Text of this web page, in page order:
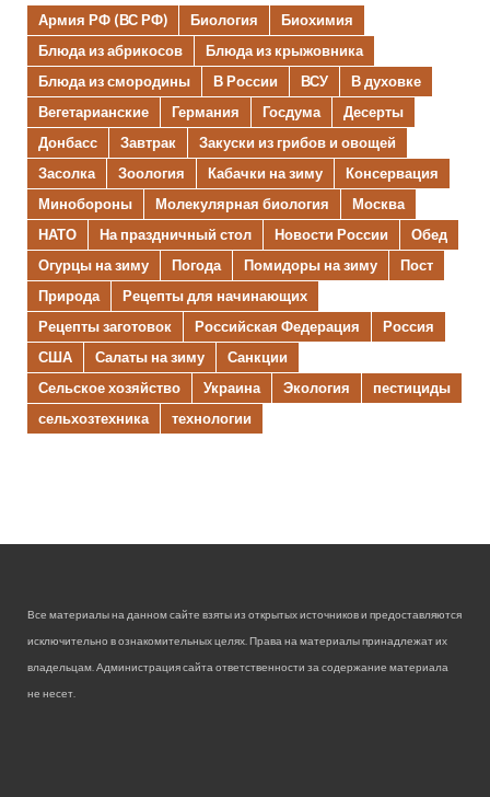
Армия РФ (ВС РФ) Биология
Биохимия
Блюда из абрикосов
Блюда из крыжовника
Блюда из смородины
В России ВСУ
В духовке
Вегетарианские
Германия Госдума
Десерты
Донбасс
Завтрак
Закуски из грибов и овощей
Засолка
Зоология Кабачки на зиму
Консервация
Минобороны
Молекулярная биология
Москва
НАТО
На праздничный стол Новости России
Обед
Огурцы на зиму
Погода Помидоры на зиму
Пост
Природа
Рецепты для начинающих
Рецепты заготовок
Российская Федерация
Россия
США
Салаты на зиму
Санкции
Сельское хозяйство
Украина Экология
пестициды
сельхозтехника
технологии
Все материалы на данном сайте взяты из открытых источников и предоставляются
исключительно в ознакомительных целях. Права на материалы принадлежат их
владельцам. Администрация сайта ответственности за содержание материала
не несет.